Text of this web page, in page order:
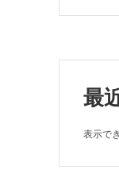
最
表示で